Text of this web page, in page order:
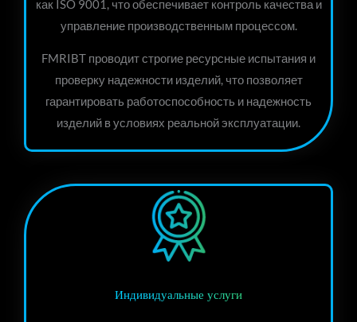
как ISO 9001, что обеспечивает контроль качества и
управление производственным процессом.
FMRIBT проводит строгие ресурсные испытания и
проверку надежности изделий, что позволяет
гарантировать работоспособность и надежность
изделий в условиях реальной эксплуатации.
Индивидуальные услуги